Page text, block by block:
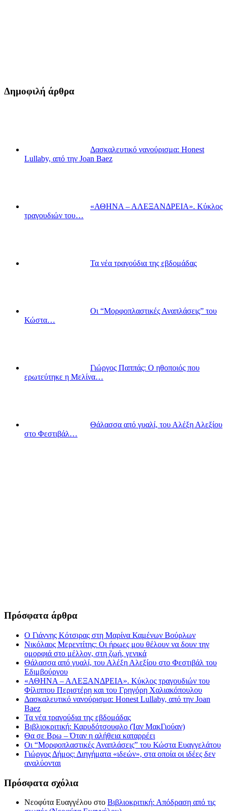
Δημοφιλή άρθρα
Δασκαλευτικό νανούρισμα: Honest
Lullaby, από την Joan Baez
«ΑΘΗΝΑ – ΑΛΕΞΑΝΔΡΕΙΑ». Κύκλος
τραγουδιών του…
Τα νέα τραγούδια της εβδομάδας
Οι “Μορφοπλαστικές Αναπλάσεις” του
Κώστα…
Γιώργος Παππάς: Ο ηθοποιός που
ερωτεύτηκε η Μελίνα…
Θάλασσα από γυαλί, του Αλέξη Αλεξίου
στο Φεστιβάλ…
Πρόσφατα άρθρα
Ο Γιάννης Κότσιρας στη Μαρίνα Καμένων Βούρλων
Νικόλαος Μερεντίτης: Οι ήρωες μου θέλουν να δουν την
ομορφιά στο μέλλον, στη ζωή, γενικά
Θάλασσα από γυαλί, του Αλέξη Αλεξίου στο Φεστιβάλ του
Εδιμβούργου
«ΑΘΗΝΑ – ΑΛΕΞΑΝΔΡΕΙΑ». Κύκλος τραγουδιών του
Φίλιππου Περιστέρη και του Γρηγόρη Χαλιακόπουλου
Δασκαλευτικό νανούρισμα: Honest Lullaby, από την Joan
Baez
Τα νέα τραγούδια της εβδομάδας
Βιβλιοκριτική: Καρυδότσουφλο (Ίαν ΜακΓιούαν)
Θα σε Βρω – Όταν η αλήθεια καταρρέει
Οι “Μορφοπλαστικές Αναπλάσεις” του Κώστα Ευαγγελάτου
Γιώργος Δήμος: Διηγήματα «ιδεών», στα οποία οι ιδέες δεν
αναλύονται
Πρόσφατα σχόλια
Νεοφύτα Ευαγγέλου στο Βιβλιοκριτική: Απόδραση από τις